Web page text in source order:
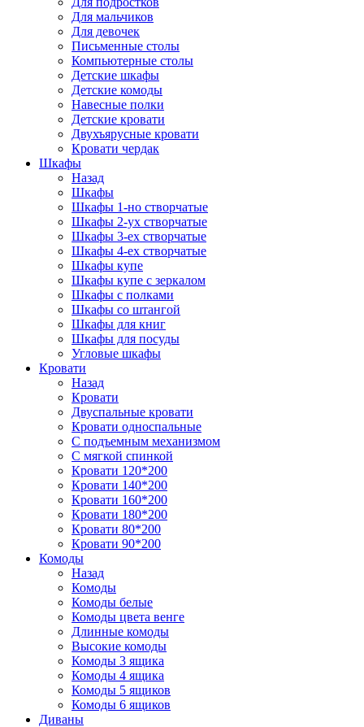
Для мальчиков
Для девочек
Письменные столы
Компьютерные столы
Детские шкафы
Детские комоды
Навесные полки
Детские кровати
Двухъярусные кровати
Кровати чердак
Шкафы
Назад
Шкафы
Шкафы 1-но створчатые
Шкафы 2-ух створчатые
Шкафы 3-ех створчатые
Шкафы 4-ех створчатые
Шкафы купе
Шкафы купе с зеркалом
Шкафы с полками
Шкафы со штангой
Шкафы для книг
Шкафы для посуды
Угловые шкафы
Кровати
Назад
Кровати
Двуспальные кровати
Кровати односпальные
С подъемным механизмом
С мягкой спинкой
Кровати 120*200
Кровати 140*200
Кровати 160*200
Кровати 180*200
Кровати 80*200
Кровати 90*200
Комоды
Назад
Комоды
Комоды белые
Комоды цвета венге
Длинные комоды
Высокие комоды
Комоды 3 ящика
Комоды 4 ящика
Комоды 5 ящиков
Комоды 6 ящиков
Диваны